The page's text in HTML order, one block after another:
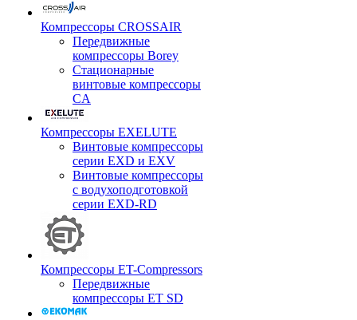
Компрессоры CROSSAIR
Передвижные
компрессоры Borey
Стационарные
винтовые компрессоры
CA
Компрессоры EXELUTE
Винтовые компрессоры
серии EXD и EXV
Винтовые компрессоры
с водухоподготовкой
серии EXD-RD
Компрессоры ET-Compressors
Передвижные
компрессоры ET SD